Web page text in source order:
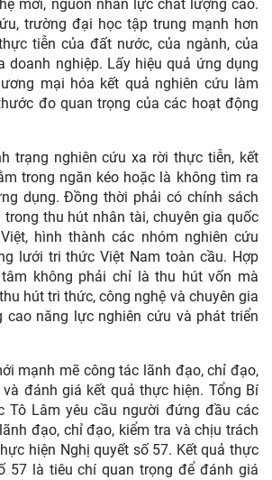
mới, nguồn nhân lực chất lượng cao.
trường đại học tập trung mạnh hơn
tiễn của đất nước, của ngành, của
doanh nghiệp. Lấy hiệu quả ứng dụng
mại hóa kết quả nghiên cứu làm
đo quan trọng của các hoạt động
trạng nghiên cứu xa rời thực tiễn, kết
trong ngăn kéo hoặc là không tìm ra
dụng. Đồng thời phải có chính sách
thu hút nhân tài, chuyên gia quốc
hình thành các nhóm nghiên cứu
lưới tri thức Việt Nam toàn cầu. Hợp
không phải chỉ là thu hút vốn mà
hút tri thức, công nghệ và chuyên gia
cao năng lực nghiên cứu và phát triển
mạnh mẽ công tác lãnh đạo, chỉ đạo,
đánh giá kết quả thực hiện. Tổng Bí
Tô Lâm yêu cầu người đứng đầu các
đạo, chỉ đạo, kiểm tra và chịu trách
hiện Nghị quyết số 57. Kết quả thực
57 là tiêu chí quan trọng để đánh giá